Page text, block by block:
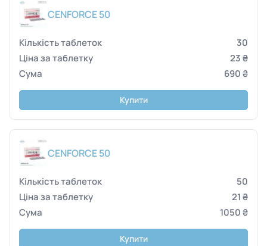
CENFORCE 50
30
23 ₴
690 ₴
Купити
CENFORCE 50
50
21 ₴
1050 ₴
Купити